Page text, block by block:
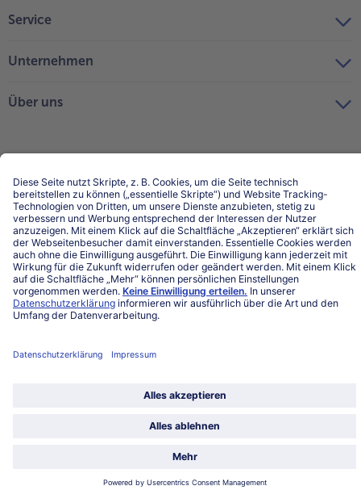
Service
Unternehmen
Über uns
Land / Sprache wählen